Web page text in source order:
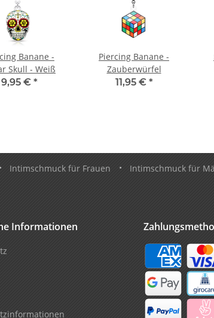
Banane -
Skull - Weiß
9,95 € *
Piercing Banane -
Zauberwürfel
11,95 € *
• Intimschmuck für Frauen • Intimschmuck für
Informationen